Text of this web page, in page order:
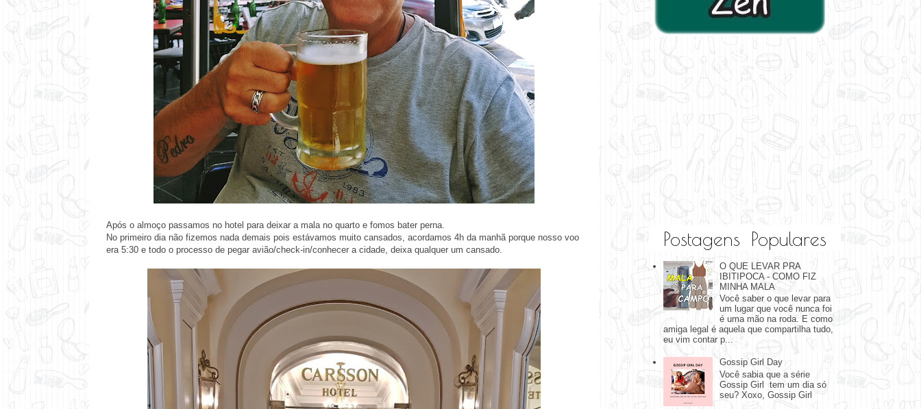
Após o almoço passamos no hotel para deixar a mala no quarto e fomos bater perna.
No primeiro dia não fizemos nada demais pois estávamos muito cansados, acordamos 4h da manhã porque nosso voo
era 5:30 e todo o processo de pegar avião/check-in/conhecer a cidade, deixa qualquer um cansado.
Postagens Populares
O QUE LEVAR PRA
IBITIPOCA - COMO FIZ
MINHA MALA
Você saber o que levar para
um lugar que você nunca foi
é uma mão na roda. E como
amiga legal é aquela que compartilha tudo,
eu vim contar p...
Gossip Girl Day
Você sabia que a série
Gossip Girl tem um dia só
seu? Xoxo, Gossip Girl